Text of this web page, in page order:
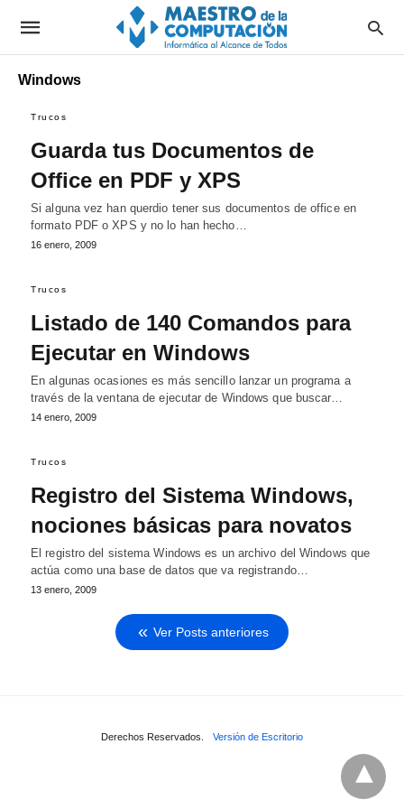
Windows
Trucos
Guarda tus Documentos de
Office en PDF y XPS
Si alguna vez han querdio tener sus documentos de office en
formato PDF o XPS y no lo han hecho…
16 enero, 2009
Trucos
Listado de 140 Comandos para
Ejecutar en Windows
En algunas ocasiones es más sencillo lanzar un programa a
través de la ventana de ejecutar de Windows que buscar…
14 enero, 2009
Trucos
Registro del Sistema Windows,
nociones básicas para novatos
El registro del sistema Windows es un archivo del Windows que
actúa como una base de datos que va registrando…
13 enero, 2009
Ver Posts anteriores
Derechos Reservados. Versión de Escritorio